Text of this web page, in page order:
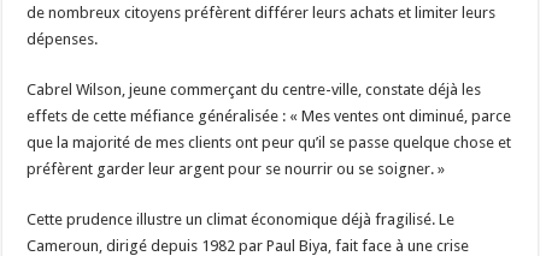
+vidéo
de nombreux citoyens préfèrent différer leurs achats et limiter leurs
dépenses.
Cabrel Wilson, jeune commerçant du centre-ville, constate déjà les
effets de cette méfiance généralisée : « Mes ventes ont diminué, parce
que la majorité de mes clients ont peur qu’il se passe quelque chose et
préfèrent garder leur argent pour se nourrir ou se soigner. »
Cette prudence illustre un climat économique déjà fragilisé. Le
Cameroun, dirigé depuis 1982 par Paul Biya, fait face à une crise